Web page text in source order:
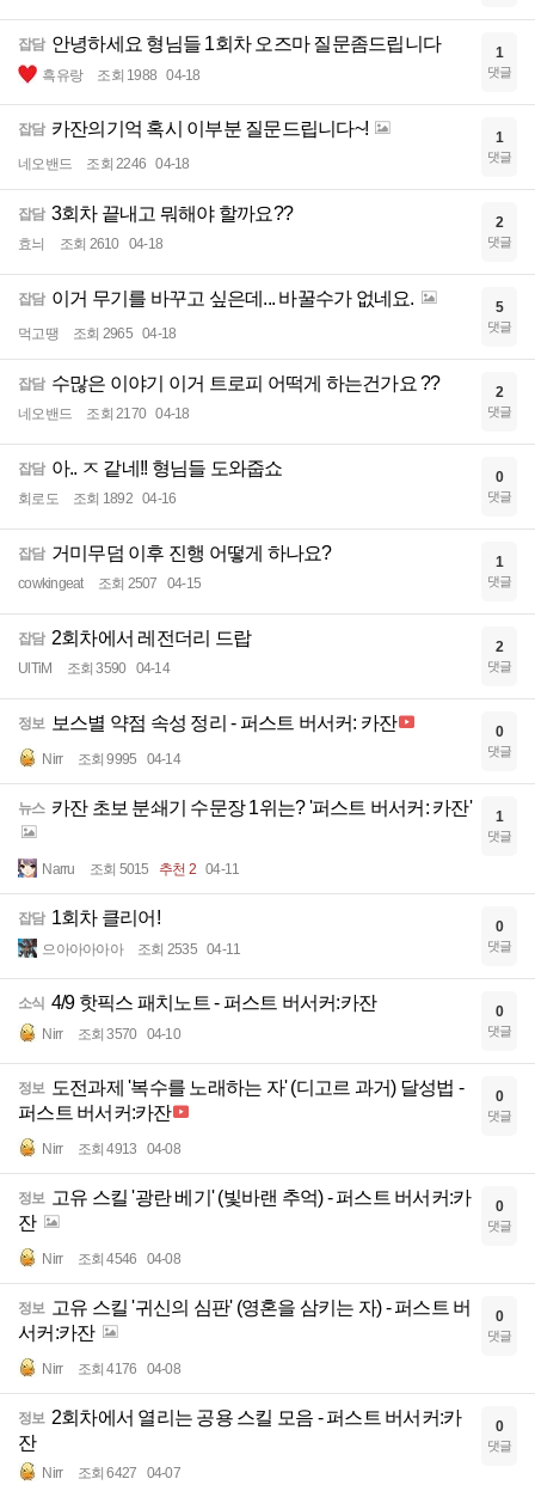
잡담 안녕하세요 형님들 1회차 오즈마 질문좀드립니다
흑유랑 조회 1988 04-18
1
댓글
잡담 카잔의기억 혹시 이부분 질문드립니다~!
네오밴드 조회 2246 04-18
1
댓글
잡담 3회차 끝내고 뭐해야 할까요??
효늬 조회 2610 04-18
2
댓글
잡담 이거 무기를 바꾸고 싶은데... 바꿀수가 없네요.
먹고땡 조회 2965 04-18
5
댓글
잡담 수많은 이야기 이거 트로피 어떡게 하는건가요 ??
네오밴드 조회 2170 04-18
2
댓글
잡담 아.. ㅈ 같네!! 형님들 도와줍쇼
회로도 조회 1892 04-16
0
댓글
잡담 거미무덤 이후 진행 어떻게 하나요?
cowkingeat 조회 2507 04-15
1
댓글
잡담 2회차에서 레전더리 드랍
UlTiM 조회 3590 04-14
2
댓글
정보 보스별 약점 속성 정리 - 퍼스트 버서커: 카잔
Nirr 조회 9995 04-14
0
댓글
뉴스 카잔 초보 분쇄기 수문장 1위는? '퍼스트 버서커: 카잔'
Narru 조회 5015 추천 2 04-11
1
댓글
잡담 1회차 클리어!
으아아아아아 조회 2535 04-11
0
댓글
소식 4/9 핫픽스 패치노트 - 퍼스트 버서커:카잔
Nirr 조회 3570 04-10
0
댓글
정보 도전과제 '복수를 노래하는 자' (디고르 과거) 달성법 -
퍼스트 버서커:카잔
Nirr 조회 4913 04-08
0
댓글
정보 고유 스킬 '광란 베기' (빛바랜 추억) - 퍼스트 버서커:카
잔
Nirr 조회 4546 04-08
0
댓글
정보 고유 스킬 '귀신의 심판' (영혼을 삼키는 자) - 퍼스트 버
서커:카잔
Nirr 조회 4176 04-08
0
댓글
정보 2회차에서 열리는 공용 스킬 모음 - 퍼스트 버서커:카
잔
Nirr 조회 6427 04-07
0
댓글